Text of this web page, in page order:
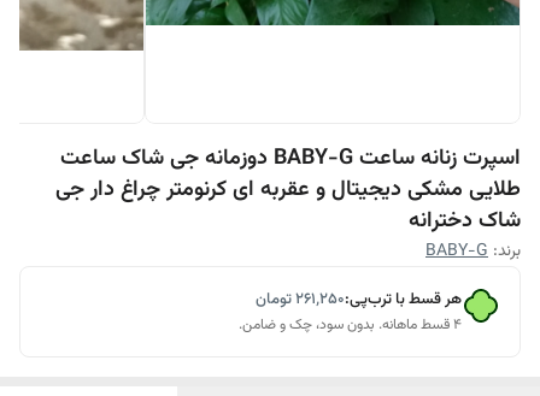
اسپرت زنانه ساعت BABY-G دوزمانه جی شاک ساعت
طلایی مشکی دیجیتال و عقربه ای کرنومتر چراغ دار جی
شاک دخترانه
برند: BABY-G
هر قسط با ترب‌پی:۲۶۱٬۲۵۰تومان
۴ قسط ماهانه. بدون سود، چک و ضامن.